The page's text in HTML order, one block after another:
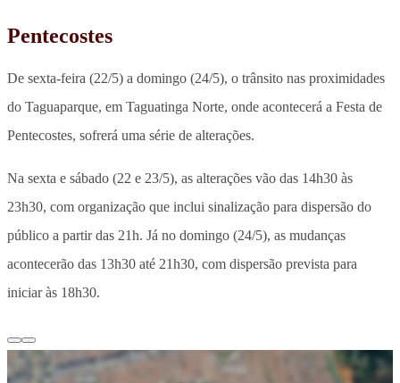
Pentecostes
De sexta-feira (22/5) a domingo (24/5), o trânsito nas proximidades
do Taguaparque, em Taguatinga Norte, onde acontecerá a Festa de
Pentecostes, sofrerá uma série de alterações.
Na sexta e sábado (22 e 23/5), as alterações vão das 14h30 às
23h30, com organização que inclui sinalização para dispersão do
público a partir das 21h. Já no domingo (24/5), as mudanças
acontecerão das 13h30 até 21h30, com dispersão prevista para
iniciar às 18h30.